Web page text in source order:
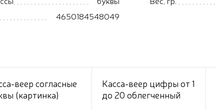
4650184548049
веер согласные
(картинка)
Касса-веер цифры от 1
до 20 облегченный